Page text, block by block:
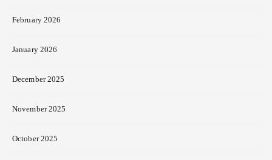
February 2026
January 2026
December 2025
November 2025
October 2025